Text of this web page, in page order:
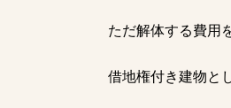
ただ解体する費用
借地権付き建物と